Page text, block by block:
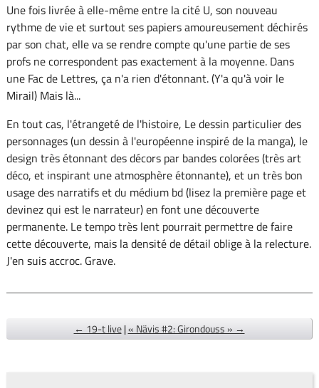
Une fois livrée à elle-même entre la cité U, son nouveau
rythme de vie et surtout ses papiers amoureusement déchirés
par son chat, elle va se rendre compte qu'une partie de ses
profs ne correspondent pas exactement à la moyenne. Dans
une Fac de Lettres, ça n'a rien d'étonnant. (Y'a qu'à voir le
Mirail) Mais là...
En tout cas, l'étrangeté de l'histoire, Le dessin particulier des
personnages (un dessin à l'européenne inspiré de la manga), le
design très étonnant des décors par bandes colorées (très art
déco, et inspirant une atmosphère étonnante), et un très bon
usage des narratifs et du médium bd (lisez la première page et
devinez qui est le narrateur) en font une découverte
permanente. Le tempo très lent pourrait permettre de faire
cette découverte, mais la densité de détail oblige à la relecture.
J'en suis accroc. Grave.
← 19-t live |« Nävis #2: Girondouss » →